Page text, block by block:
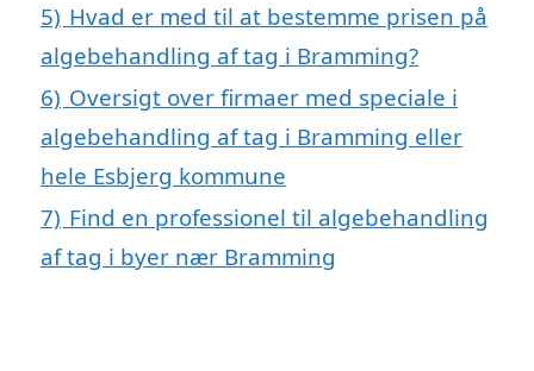
5) Hvad er med til at bestemme prisen på
algebehandling af tag i Bramming?
6) Oversigt over firmaer med speciale i
algebehandling af tag i Bramming eller
hele Esbjerg kommune
7) Find en professionel til algebehandling
af tag i byer nær Bramming